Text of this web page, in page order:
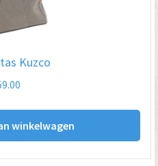
Kuzco
winkelwagen